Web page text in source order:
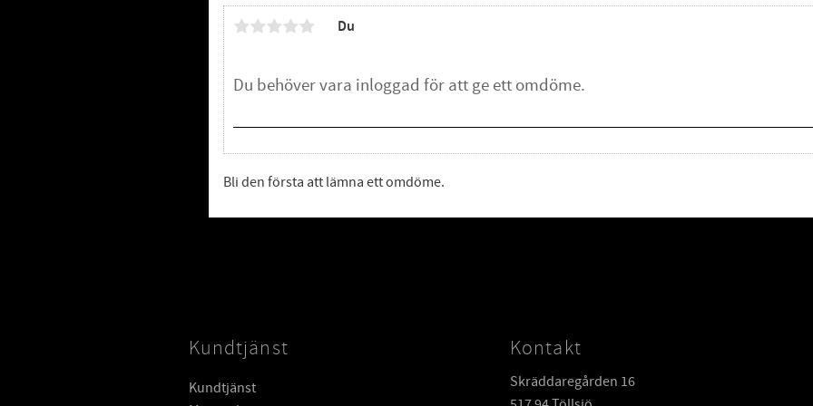
Du
Bli den första att lämna ett omdöme.
Kundtjänst
Kundtjänst
Kontakt
Skräddaregården 16